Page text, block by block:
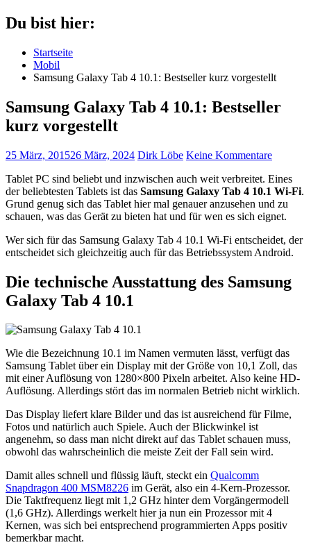
Du bist hier:
Startseite
Mobil
Samsung Galaxy Tab 4 10.1: Bestseller kurz vorgestellt
Samsung Galaxy Tab 4 10.1: Bestseller
kurz vorgestellt
25 März, 201526 März, 2024 Dirk Löbe Keine Kommentare
Tablet PC sind beliebt und inzwischen auch weit verbreitet. Eines
der beliebtesten Tablets ist das Samsung Galaxy Tab 4 10.1 Wi-Fi.
Grund genug sich das Tablet hier mal genauer anzusehen und zu
schauen, was das Gerät zu bieten hat und für wen es sich eignet.
Wer sich für das Samsung Galaxy Tab 4 10.1 Wi-Fi entscheidet, der
entscheidet sich gleichzeitig auch für das Betriebssystem Android.
Die technische Ausstattung des Samsung
Galaxy Tab 4 10.1
Wie die Bezeichnung 10.1 im Namen vermuten lässt, verfügt das
Samsung Tablet über ein Display mit der Größe von 10,1 Zoll, das
mit einer Auflösung von 1280×800 Pixeln arbeitet. Also keine HD-
Auflösung. Allerdings stört das im normalen Betrieb nicht wirklich.
Das Display liefert klare Bilder und das ist ausreichend für Filme,
Fotos und natürlich auch Spiele. Auch der Blickwinkel ist
angenehm, so dass man nicht direkt auf das Tablet schauen muss,
obwohl das wahrscheinlich die meiste Zeit der Fall sein wird.
Damit alles schnell und flüssig läuft, steckt ein Qualcomm
Snapdragon 400 MSM8226 im Gerät, also ein 4-Kern-Prozessor.
Die Taktfrequenz liegt mit 1,2 GHz hinter dem Vorgängermodell
(1,6 GHz). Allerdings werkelt hier ja nun ein Prozessor mit 4
Kernen, was sich bei entsprechend programmierten Apps positiv
bemerkbar macht.